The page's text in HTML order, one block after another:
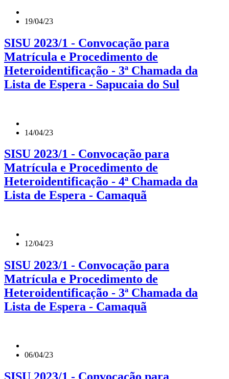
19/04/23
SISU 2023/1 - Convocação para
Matrícula e Procedimento de
Heteroidentificação - 3ª Chamada da
Lista de Espera - Sapucaia do Sul
14/04/23
SISU 2023/1 - Convocação para
Matrícula e Procedimento de
Heteroidentificação - 4ª Chamada da
Lista de Espera - Camaquã
12/04/23
SISU 2023/1 - Convocação para
Matrícula e Procedimento de
Heteroidentificação - 3ª Chamada da
Lista de Espera - Camaquã
06/04/23